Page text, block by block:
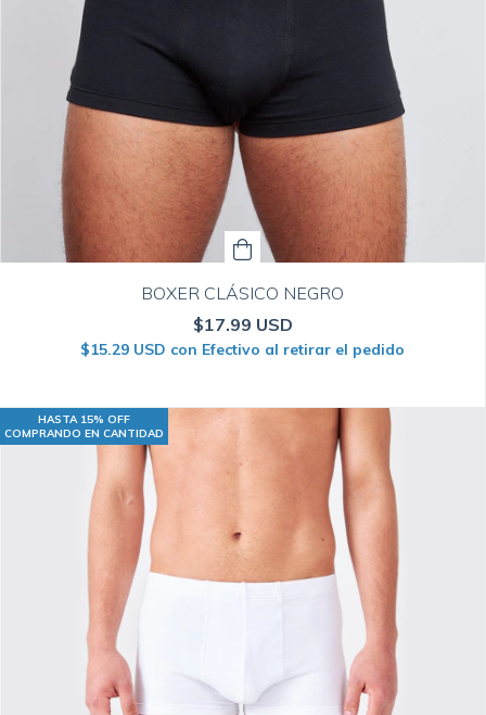
BOXER CLÁSICO NEGRO
$17.99 USD
$15.29 USD con Efectivo al retirar el pedido
HASTA 15% OFF
COMPRANDO EN CANTIDAD